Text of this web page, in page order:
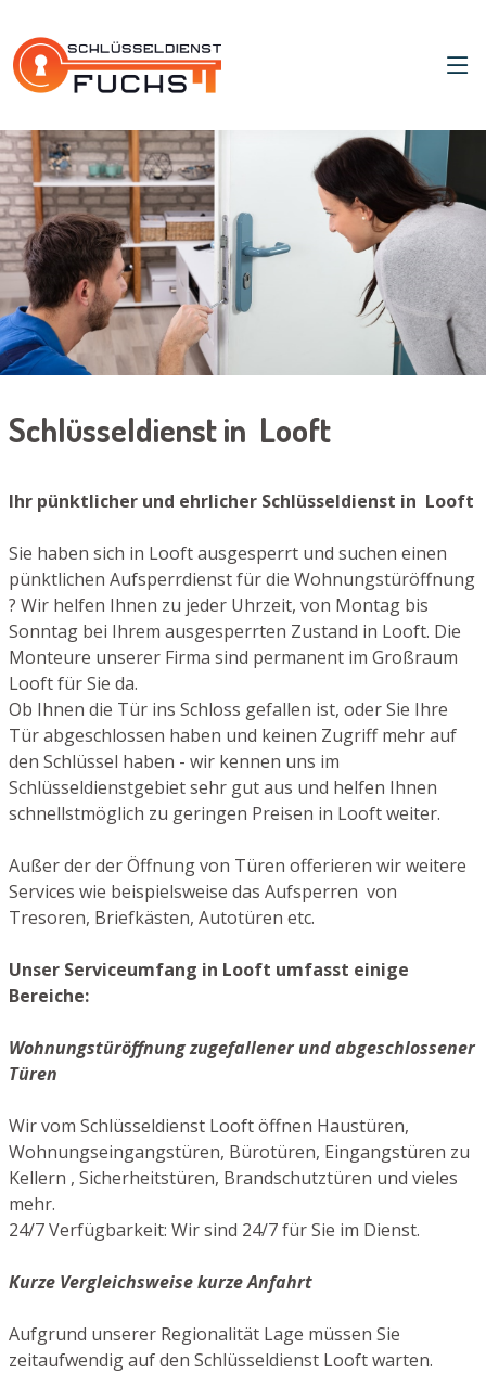
Schlüsseldienst in Looft
Ihr pünktlicher und ehrlicher Schlüsseldienst in Looft
Sie haben sich in Looft ausgesperrt und suchen einen
pünktlichen Aufsperrdienst für die Wohnungstüröffnung
? Wir helfen Ihnen zu jeder Uhrzeit, von Montag bis
Sonntag bei Ihrem ausgesperrten Zustand in Looft. Die
Monteure unserer Firma sind permanent im Großraum
Looft für Sie da.
Ob Ihnen die Tür ins Schloss gefallen ist, oder Sie Ihre
Tür abgeschlossen haben und keinen Zugriff mehr auf
den Schlüssel haben - wir kennen uns im
Schlüsseldienstgebiet sehr gut aus und helfen Ihnen
schnellstmöglich zu geringen Preisen in Looft weiter.
Außer der der Öffnung von Türen offerieren wir weitere
Services wie beispielsweise das Aufsperren von
Tresoren, Briefkästen, Autotüren etc.
Unser Serviceumfang in Looft umfasst einige
Bereiche:
Wohnungstüröffnung zugefallener und abgeschlossener
Türen
Wir vom Schlüsseldienst Looft öffnen Haustüren,
Wohnungseingangstüren, Bürotüren, Eingangstüren zu
Kellern , Sicherheitstüren, Brandschutztüren und vieles
mehr.
24/7 Verfügbarkeit: Wir sind 24/7 für Sie im Dienst.
Kurze Vergleichsweise kurze Anfahrt
Aufgrund unserer Regionalität Lage müssen Sie
zeitaufwendig auf den Schlüsseldienst Looft warten.